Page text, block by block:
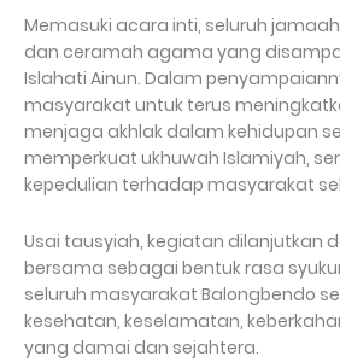
Memasuki acara inti, seluruh
dan ceramah agama yang
Islahati Ainun. Dalam
masyarakat untuk terus
menjaga akhlak dalam kehidupan
memperkuat ukhuwah Islamiyah,
kepedulian terhadap masyarakat
Usai tausyiah, kegiatan dilanjutkan
bersama sebagai bentuk rasa
seluruh masyarakat Balongbendo
kesehatan, keselamatan,
yang damai dan sejahtera.